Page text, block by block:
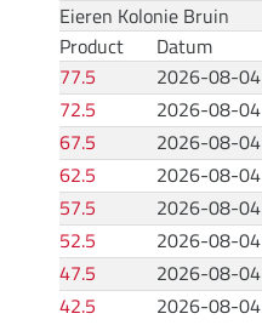
Eieren Kolonie Bruin
Product
Datum
77.5
2026-08-04
72.5 2026-08-04
67.5 2026-08-04
62.5 2026-08-04
57.5 2026-08-04
52.5 2026-08-04
47.5 2026-08-04
42.5 2026-08-04